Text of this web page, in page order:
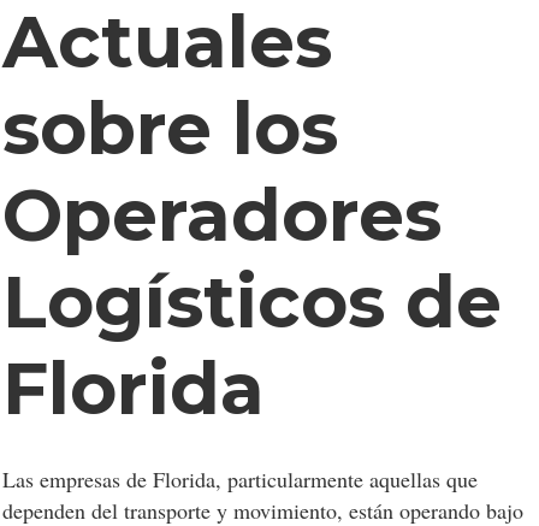
Actuales
sobre los
Operadores
Logísticos de
Florida
Las empresas de Florida, particularmente aquellas que
dependen del transporte y movimiento, están operando bajo